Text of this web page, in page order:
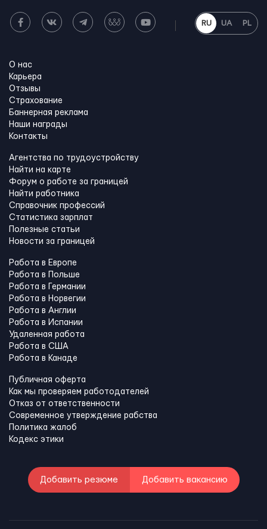
RU UA PL
О нас
Карьера
Отзывы
Страхование
Баннерная реклама
Наши награды
Контакты
Агентства по трудоустройству
Найти на карте
Форум о работе за границей
Найти работника
Справочник профессий
Статистика зарплат
Полезные статьи
Новости за границей
Работа в Европе
Работа в Польше
Работа в Германии
Работа в Норвегии
Работа в Англии
Работа в Испании
Удаленная работа
Работа в США
Работа в Канадe
Публичная оферта
Как мы проверяем работодателей
Отказ от ответственности
Современное утверждение рабства
Политика жалоб
Кодекс этики
Добавить резюме Добавить вакансию